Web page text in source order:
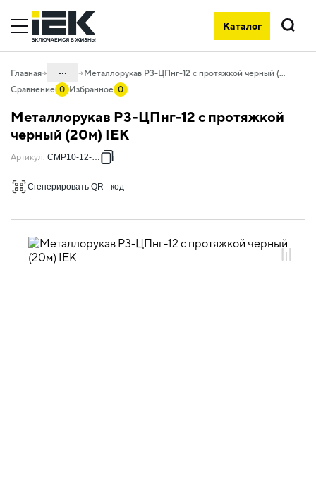
Каталог
Поиск
Главная ...
05. Системы для прокладки кабеля
05.03 Металлорукав и трубы
металлические
05.03.01 Металлорукав ELASTA
Металлорукав Р3-ЦПнг-12 с протяжкой черный (20м) IEK
Сравнение 0 Избранное 0
Металлорукав Р3-ЦПнг-12 с протяжкой
черный (20м) IEK
Артикул: CMP10-12-020
Сгенерировать QR - код